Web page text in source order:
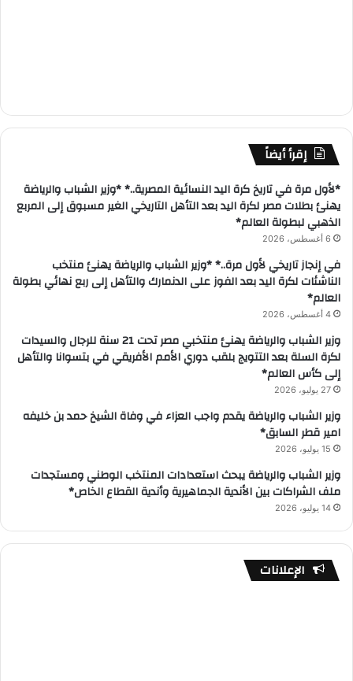
إقرأ أيضاً
*لأول مرة في تاريخ كرة اليد النسائية المصرية..* *وزير الشباب والرياضة
يهنئ بطلات مصر لكرة اليد بعد التأهل التاريخي الغير مسبوق إلى المربع
الذهبي لبطولة العالم*
6 أغسطس، 2026
في إنجاز تاريخي لأول مرة..* *وزير الشباب والرياضة يهنئ منتخب
الناشئات لكرة اليد بعد الفوز على الدنمارك والتأهل إلى ربع نهائي بطولة
العالم*
4 أغسطس، 2026
وزير الشباب والرياضة يهنئ منتخبي مصر تحت 21 سنة للرجال والسيدات
لكرة السلة بعد التتويج بلقب دوري الأمم الأفريقي في بتسوانا والتأهل
إلى كأس العالم*
27 يوليو، 2026
وزير الشباب والرياضة يقدم واجب العزاء في وفاة الشيخ حمد بن خليفه
امير قطر السابق*
15 يوليو، 2026
وزير الشباب والرياضة يبحث استعدادات المنتخب الوطني ومستجدات
ملف الشراكات بين الأندية الجماهيرية وأندية القطاع الخاص*
14 يوليو، 2026
الإعلانات